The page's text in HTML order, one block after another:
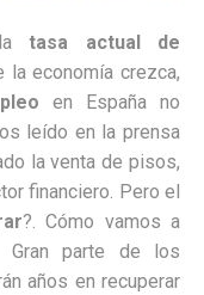
latasa actual de
la economía crezca,
en España no
leído en la prensa
la venta de pisos,
financiero. Pero el
?. Cómo vamos a
parte de los
años en recuperar